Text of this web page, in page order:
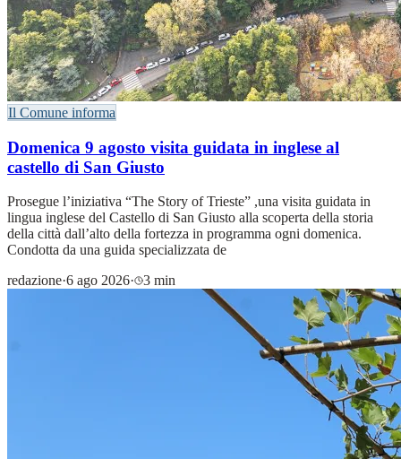
Il Comune informa
Domenica 9 agosto visita guidata in inglese al
castello di San Giusto
Prosegue l’iniziativa “The Story of Trieste” ,una visita guidata in
lingua inglese del Castello di San Giusto alla scoperta della storia
della città dall’alto della fortezza in programma ogni domenica.
Condotta da una guida specializzata de
redazione·6 ago 2026· 3 min